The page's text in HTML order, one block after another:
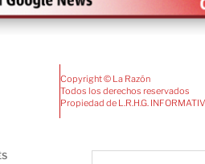
Copyright © La Razón
Todos los derechos reservados
Propiedad de L.R.H.G.